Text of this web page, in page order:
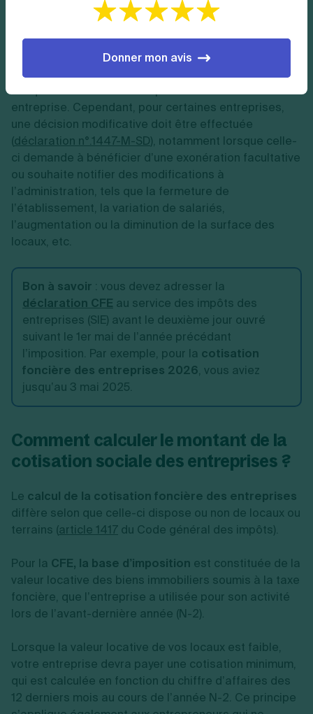
Par exemple, la déclaration initiale souscrite au plus
tard le 31 décembre 2025 servira à l’établissement de
la CFE due en 2026 et en 2027.
En principe, vous ne serez pas tenu de déclarer
entreprise. Cependant, pour certaines entreprises,
une décision modificative doit être effectuée
(déclaration n°.1447-M-SD), notamment lorsque celle-
ci demande à bénéficier d’une exonération facultative
ou souhaite notifier des modifications à
l’administration, tels que la fermeture de
l’établissement, la variation de salariés,
l’augmentation ou la diminution de la surface des
locaux, etc.
Bon à savoir : vous devez adresser la
déclaration CFE au service des impôts des
entreprises (SIE) avant le deuxième jour ouvré
suivant le 1er mai de l’année précédant
l’imposition. Par exemple, pour la cotisation
foncière des entreprises 2026, vous aviez
jusqu’au 3 mai 2025.
Comment calculer le montant de la
cotisation sociale des entreprises ?
Le calcul de la cotisation foncière des entreprises
diffère selon que celle-ci dispose ou non de locaux ou
terrains (article 1417 du Code général des impôts).
Pour la CFE, la base d’imposition est constituée de la
valeur locative des biens immobiliers soumis à la taxe
foncière, que l’entreprise a utilisée pour son activité
lors de l’avant-dernière année (N-2).
Lorsque la valeur locative de vos locaux est faible,
votre entreprise devra payer une cotisation minimum,
qui est calculée en fonction du chiffre d’affaires des
12 derniers mois au cours de l’année N-2. Ce principe
Donner mon avis